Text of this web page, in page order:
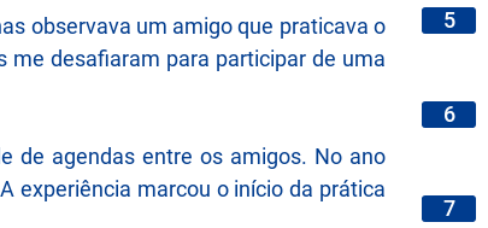
observava um amigo que praticava o
me desafiaram para participar de uma
de agendas entre os amigos. No ano
experiência marcou o início da prática
5
6
7